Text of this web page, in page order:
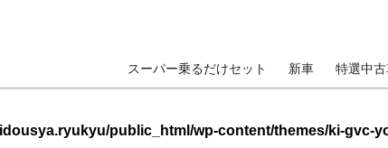
スーパー乗るだけセット 新車 特選中
public_html/wp-content/themes/ki-gvc-